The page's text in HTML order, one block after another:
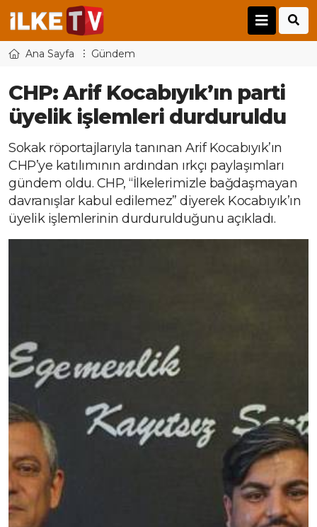
Ana Sayfa Gündem
CHP: Arif Kocabıyık’ın parti
üyelik işlemleri durduruldu
Sokak röportajlarıyla tanınan Arif Kocabıyık’ın
CHP’ye katılımının ardından ırkçı paylaşımları
gündem oldu. CHP, “İlkelerimizle bağdaşmayan
davranışlar kabul edilemez” diyerek Kocabıyık’ın
üyelik işlemlerinin durdurulduğunu açıkladı.